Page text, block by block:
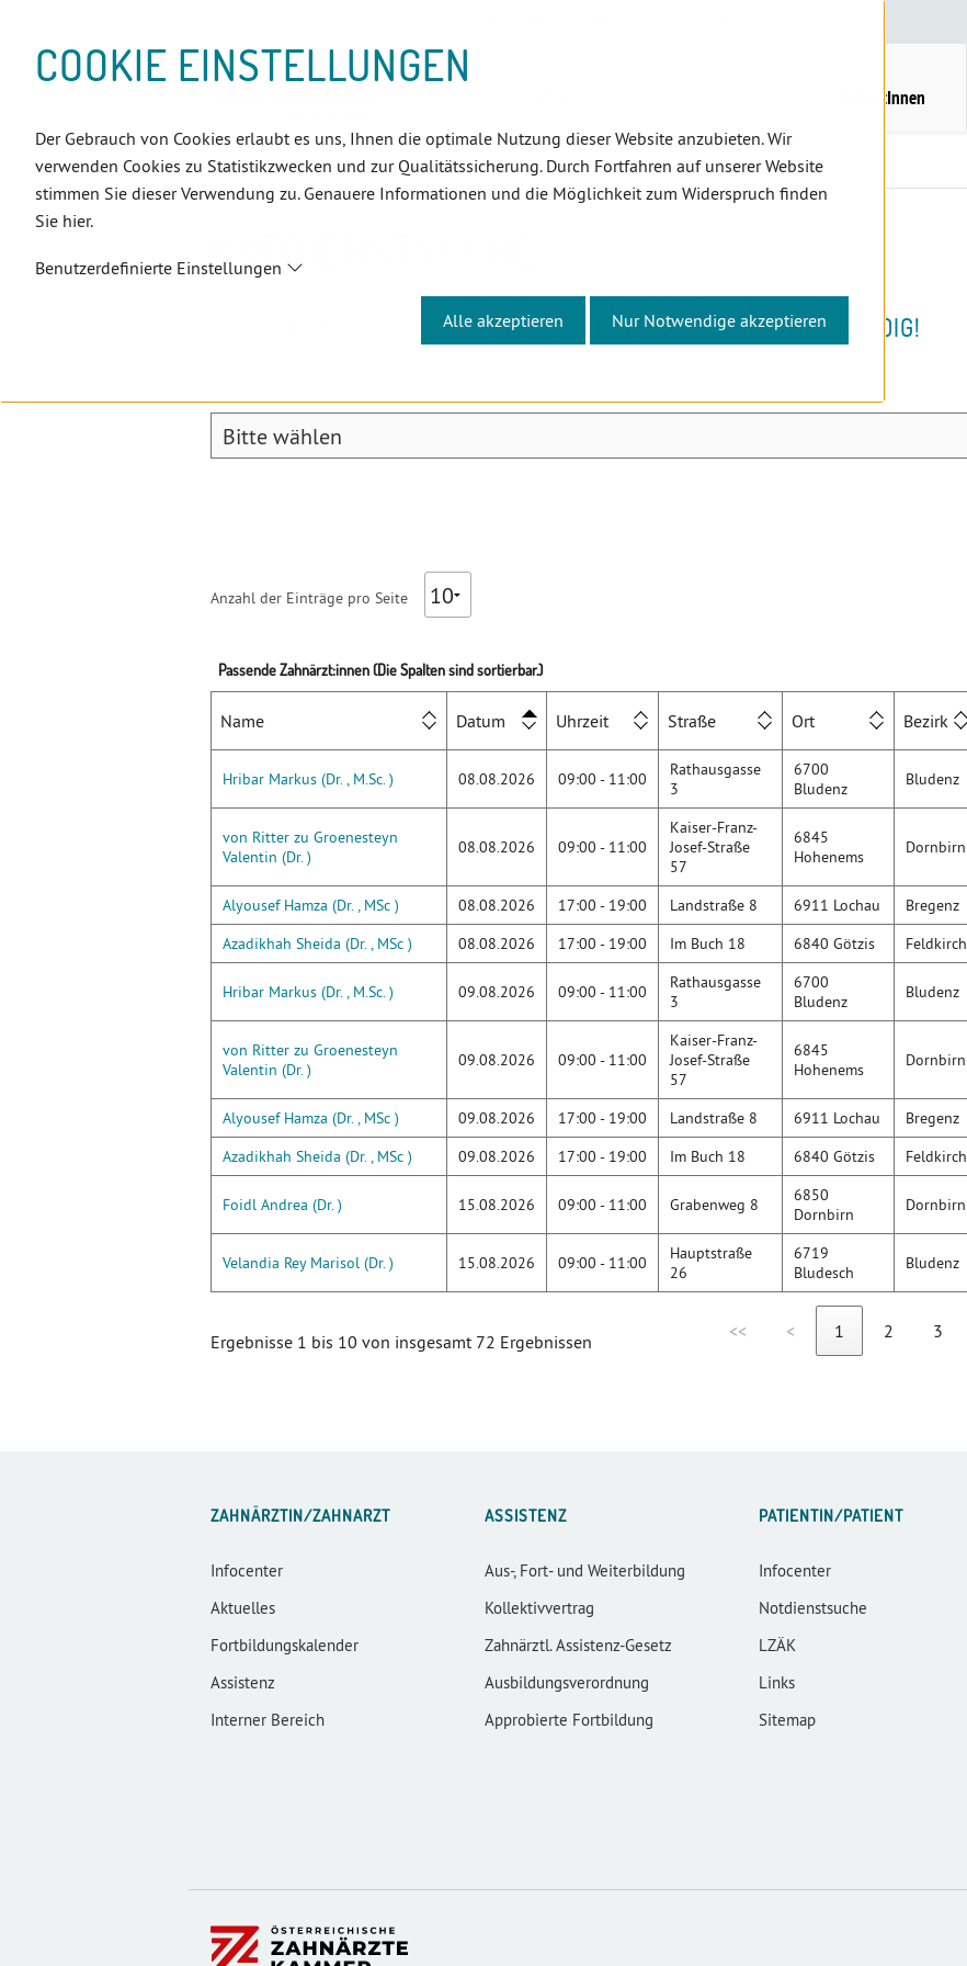
COOKIE EINSTELLUNGEN
Der Gebrauch von Cookies erlaubt es uns, Ihnen die optimale Nutzung dieser Website anzubieten. Wir
verwenden Cookies zu Statistikzwecken und zur Qualitätssicherung. Durch Fortfahren auf unserer Website
stimmen Sie dieser Verwendung zu. Genauere Informationen und die Möglichkeit zum Widerspruch finden
Sie hier.
Benutzerdefinierte Einstellungen
Alle akzeptieren Nur Notwendige akzeptieren
(Accesskey:
(Accesskey:
(Accesskey:
(Accesskey:
(Accesskey:
(Landeszahnärztekammern,
(Accesskey:
(Accesskey:
PatientInnen
Positionsnavigation
Vorarlberg PatientInnen Notdienstsuche
NOTDIENSTSUCHE
FÜR DEN NOTDIENST IST KEINE TERMINVEREINBARUNG NOTWENDIG!
Bezirk
Anzahl der Einträge pro Seite
Passende Zahnärzt:innen (Die Spalten sind sortierbar.)
Name Datum Uhrzeit Straße Ort Bezirk
Hribar Markus (Dr. , M.Sc. ) 08.08.2026 09:00 - 11:00
Rathausgasse
3
6700
Bludenz
Bludenz
von Ritter zu Groenesteyn
Valentin (Dr. )
08.08.2026 09:00 - 11:00
Kaiser-Franz-
Josef-Straße
57
6845
Hohenems
Dornbirn
Alyousef Hamza (Dr. , MSc ) 08.08.2026 17:00 - 19:00 Landstraße 8 6911 Lochau Bregenz
Azadikhah Sheida (Dr. , MSc )
08.08.2026 17:00 - 19:00 Im Buch 18 6840 Götzis Feldkirch
Hribar Markus (Dr. , M.Sc. ) 09.08.2026 09:00 - 11:00
Rathausgasse
3
6700
Bludenz
Bludenz
von Ritter zu Groenesteyn
Valentin (Dr. )
09.08.2026 09:00 - 11:00
Kaiser-Franz-
Josef-Straße
57
6845
Hohenems
Dornbirn
Alyousef Hamza (Dr. , MSc ) 09.08.2026 17:00 - 19:00 Landstraße 8 6911 Lochau Bregenz
Azadikhah Sheida (Dr. , MSc )
09.08.2026 17:00 - 19:00 Im Buch 18 6840 Götzis Feldkirch
Foidl Andrea (Dr. ) 15.08.2026 09:00 - 11:00 Grabenweg 8
6850
Dornbirn
Dornbirn
Velandia Rey Marisol (Dr. ) 15.08.2026 09:00 - 11:00
Hauptstraße
26
6719
Bludesch
Bludenz
Ergebnisse 1 bis 10 von insgesamt 72 Ergebnissen << < 1 2 3
ZAHNÄRZTIN/ZAHNARZT
Infocenter
Aktuelles
Fortbildungskalender
Assistenz
Interner Bereich
ASSISTENZ
Aus-, Fort- und Weiterbildung
Kollektivvertrag
Zahnärztl. Assistenz-Gesetz
Ausbildungsverordnung
Approbierte Fortbildung
PATIENTIN/PATIENT
Infocenter
Notdienstsuche
LZÄK
Links
Sitemap